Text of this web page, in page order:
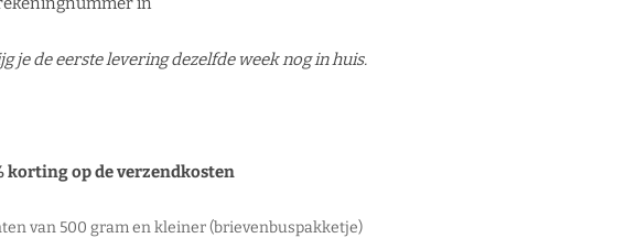
je de eerste levering dezelfde week nog in huis.
korting op de verzendkosten
van 500 gram en kleiner (brievenbuspakketje)